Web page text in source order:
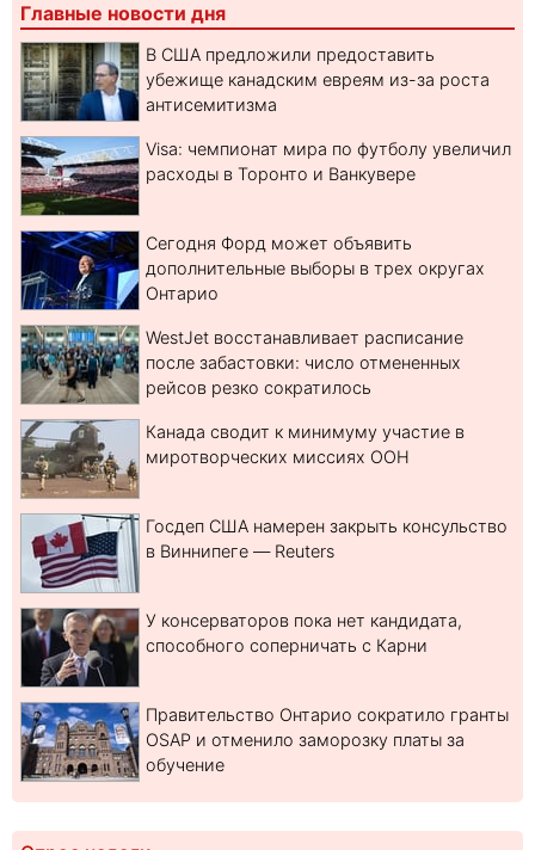
Главные новости дня
В США предложили предоставить
убежище канадским евреям из-за роста
антисемитизма
Visa: чемпионат мира по футболу увеличил
расходы в Торонто и Ванкувере
Сегодня Форд может объявить
дополнительные выборы в трех округах
Онтарио
WestJet восстанавливает расписание
после забастовки: число отмененных
рейсов резко сократилось
Канада сводит к минимуму участие в
миротворческих миссиях ООН
Госдеп США намерен закрыть консульство
в Виннипеге — Reuters
У консерваторов пока нет кандидата,
способного соперничать с Карни
Правительство Онтарио сократило гранты
OSAP и отменило заморозку платы за
обучение